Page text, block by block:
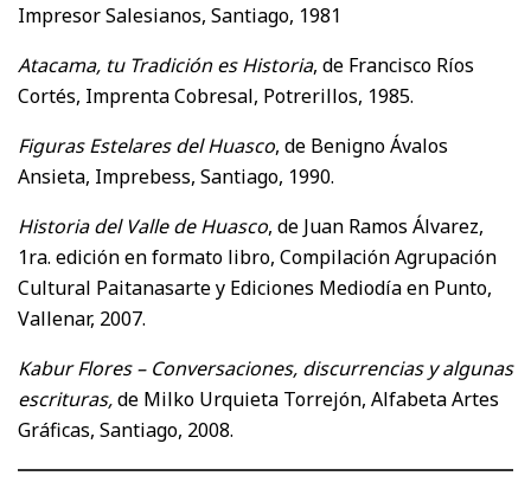
Impresor Salesianos, Santiago, 1981
Atacama, tu Tradición es Historia, de Francisco Ríos
Cortés, Imprenta Cobresal, Potrerillos, 1985.
Figuras Estelares del Huasco, de Benigno Ávalos
Ansieta, Imprebess, Santiago, 1990.
Historia del Valle de Huasco, de Juan Ramos Álvarez,
1ra. edición en formato libro, Compilación Agrupación
Cultural Paitanasarte y Ediciones Mediodía en Punto,
Vallenar, 2007.
Kabur Flores – Conversaciones, discurrencias y algunas
escrituras,de Milko Urquieta Torrejón, Alfabeta Artes
Gráficas, Santiago, 2008.